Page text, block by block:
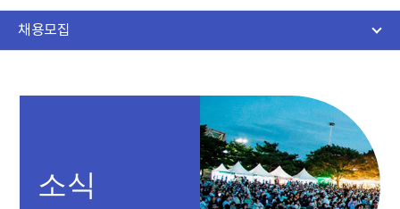
채용모집
소식